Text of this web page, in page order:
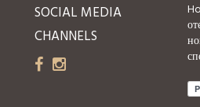
SOCIAL MEDIA
CHANNELS